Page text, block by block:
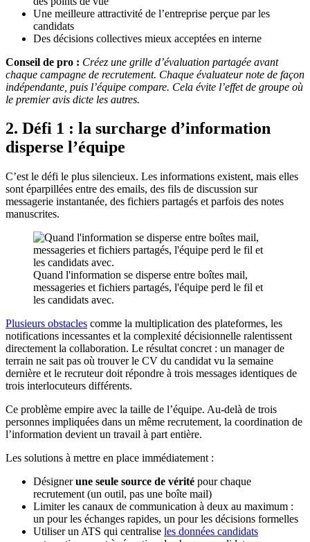
Une meilleure attractivité de l’entreprise perçue par les
candidats
Des décisions collectives mieux acceptées en interne
Conseil de pro : Créez une grille d’évaluation partagée avant
chaque campagne de recrutement. Chaque évaluateur note de façon
indépendante, puis l’équipe compare. Cela évite l’effet de groupe où
le premier avis dicte les autres.
2. Défi 1 : la surcharge d’information
disperse l’équipe
C’est le défi le plus silencieux. Les informations existent, mais elles
sont éparpillées entre des emails, des fils de discussion sur
messagerie instantanée, des fichiers partagés et parfois des notes
manuscrites.
Quand l'information se disperse entre boîtes mail,
messageries et fichiers partagés, l'équipe perd le fil et
les candidats avec.
Plusieurs obstacles comme la multiplication des plateformes, les
notifications incessantes et la complexité décisionnelle ralentissent
directement la collaboration. Le résultat concret : un manager de
terrain ne sait pas où trouver le CV du candidat vu la semaine
dernière et le recruteur doit répondre à trois messages identiques de
trois interlocuteurs différents.
Ce problème empire avec la taille de l’équipe. Au-delà de trois
personnes impliquées dans un même recrutement, la coordination de
l’information devient un travail à part entière.
Les solutions à mettre en place immédiatement :
Désignerune seule source de vérité pour chaque
recrutement (un outil, pas une boîte mail)
Limiter les canaux de communication à deux au maximum :
un pour les échanges rapides, un pour les décisions formelles
Utiliser un ATS qui centralise les données candidats